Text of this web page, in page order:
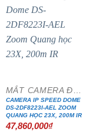
CAMERA IP SPEED DOME
DS-2DF8223I-AEL ZOOM
QUANG HỌC 23X, 200M IR
47,860,000₫